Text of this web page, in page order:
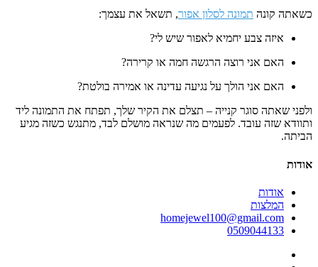
כשאתה קונה תמונה לסלון אפור, תשאל את עצמך:
איזה צבע יחמיא לאפור שיש לי?
האם אני רוצה הרגשה חמה או קרירה?
האם אני הולך על נגיעה עדינה או אמירה בולטת?
ולפני שאתה סוגר קנייה – תצלם את הקיר שלך, תפתח את התמונה ליד
ותוודא שזה עובד. לפעמים מה שנראה מושלם לבד, מתנגש כשזה מגיע
הביתה.
אודות
אודות
המלצות
homejewel100@gmail.com
0509044133